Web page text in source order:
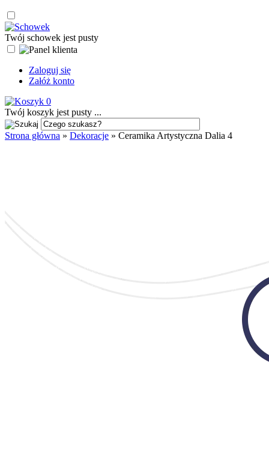
Twój schowek jest pusty
Zaloguj się
Załóż konto
0
Twój koszyk jest pusty ...
Strona główna » Dekoracje » Ceramika Artystyczna Dalia 4